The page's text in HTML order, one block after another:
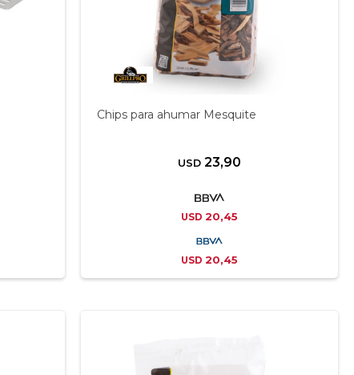
Chips para ahumar Mesquite
USD 23,90
USD 20,45
USD 20,45